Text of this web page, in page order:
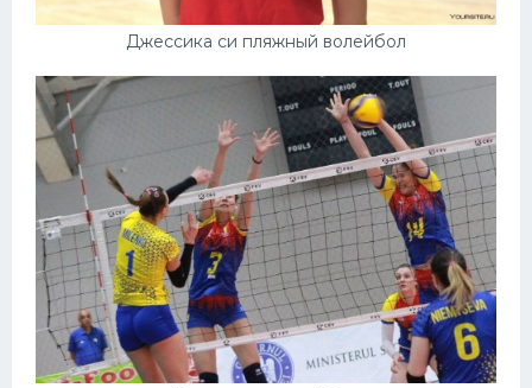
Джессика си пляжный волейбол